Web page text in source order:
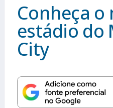
Conheça
estádio do
City